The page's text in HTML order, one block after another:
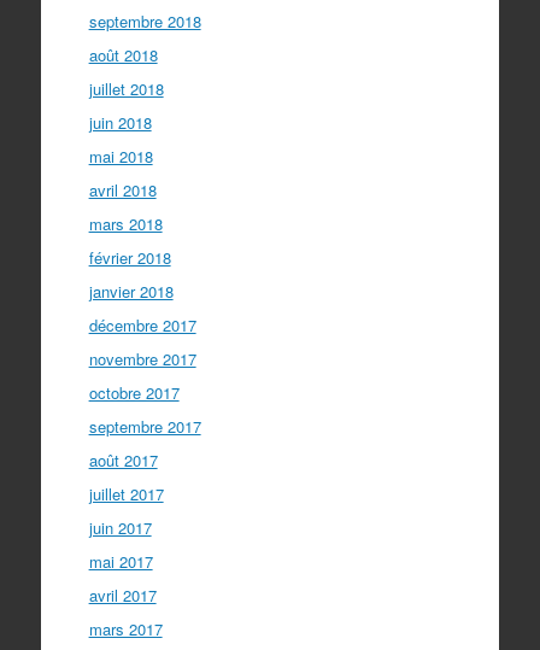
septembre 2018
août 2018
juillet 2018
juin 2018
mai 2018
avril 2018
mars 2018
février 2018
janvier 2018
décembre 2017
novembre 2017
octobre 2017
septembre 2017
août 2017
juillet 2017
juin 2017
mai 2017
avril 2017
mars 2017